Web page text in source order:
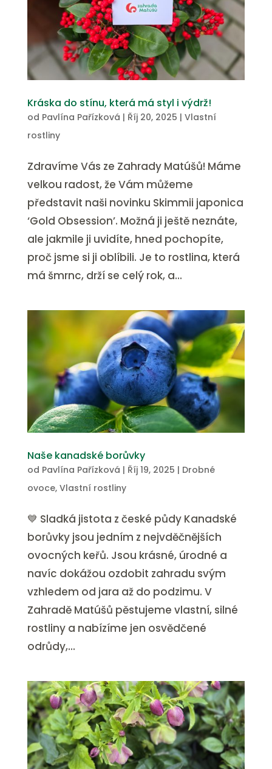
Kráska do stínu, která má styl i výdrž!
od Pavlína Pařízková | Říj 20, 2025 | Vlastní
rostliny
Zdravíme Vás ze Zahrady Matúšů! Máme
velkou radost, že Vám můžeme
představit naši novinku Skimmii japonica
‘Gold Obsession’. Možná ji ještě neznáte,
ale jakmile ji uvidíte, hned pochopíte,
proč jsme si ji oblíbili. Je to rostlina, která
má šmrnc, drží se celý rok, a...
Naše kanadské borůvky
od Pavlína Pařízková | Říj 19, 2025 | Drobné
ovoce, Vlastní rostliny
💙 Sladká jistota z české půdy Kanadské
borůvky jsou jedním z nejvděčnějších
ovocných keřů. Jsou krásné, úrodné a
navíc dokážou ozdobit zahradu svým
vzhledem od jara až do podzimu. V
Zahradě Matúšů pěstujeme vlastní, silné
rostliny a nabízíme jen osvědčené
odrůdy,...